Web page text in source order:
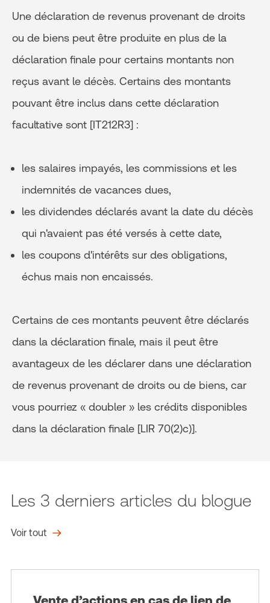
Une déclaration de revenus provenant de droits
ou de biens peut être produite en plus de la
déclaration finale pour certains montants non
reçus avant le décès. Certains des montants
pouvant être inclus dans cette déclaration
facultative sont [IT212R3] :
les salaires impayés, les commissions et les
indemnités de vacances dues,
les dividendes déclarés avant la date du décès
qui n'avaient pas été versés à cette date,
les coupons d'intérêts sur des obligations,
échus mais non encaissés.
Certains de ces montants peuvent être déclarés
dans la déclaration finale, mais il peut être
avantageux de les déclarer dans une déclaration
de revenus provenant de droits ou de biens, car
vous pourriez « doubler » les crédits disponibles
dans la déclaration finale [LIR 70(2)c)].
Les 3 derniers articles du blogue
Voir tout